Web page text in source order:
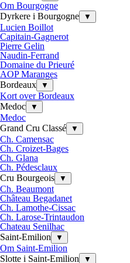
Om Bourgogne
Dyrkere i Bourgogne
▼
Lucien Boillot
Capitain-Gagnerot
Pierre Gelin
Naudin-Ferrand
Domaine du Prieuré
AOP Maranges
Bordeaux
▼
Kort over Bordeaux
Medoc
▼
Medoc
Grand Cru Classé
▼
Ch. Camensac
Ch. Croizet-Bages
Ch. Glana
Ch. Pédesclaux
Cru Bourgeois
▼
Ch. Beaumont
Château Begadanet
Ch. Lamothe-Cissac
Ch. Larose-Trintaudon
Chateau Senilhac
Saint-Emilion
▼
Om Saint-Emilion
Slotte i Saint-Emilion
▼